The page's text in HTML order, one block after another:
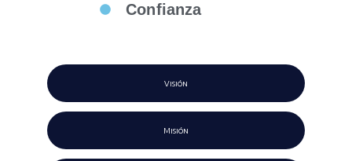
Visión
Misión
Confianza